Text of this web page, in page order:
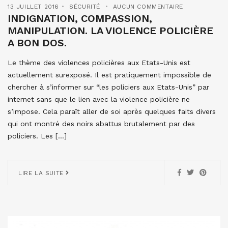
13 JUILLET 2016 SÉCURITÉ AUCUN COMMENTAIRE
INDIGNATION, COMPASSION,
MANIPULATION. LA VIOLENCE POLICIÈRE
A BON DOS.
Le thème des violences policières aux Etats-Unis est
actuellement surexposé. Il est pratiquement impossible de
chercher à s’informer sur “les policiers aux Etats-Unis” par
internet sans que le lien avec la violence policière ne
s’impose. Cela paraît aller de soi après quelques faits divers
qui ont montré des noirs abattus brutalement par des
policiers. Les […]
LIRE LA SUITE